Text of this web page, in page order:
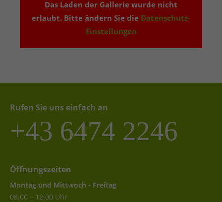
Das Laden der Gallerie wurde nicht
erlaubt. Bitte ändern Sie die Datenschutz-
Einstellungen
Rufen Sie uns einfach an
+43 6474 2246
Öffnungszeiten
Montag und Mittwoch - Freitag
08.00 – 12.00 Uhr